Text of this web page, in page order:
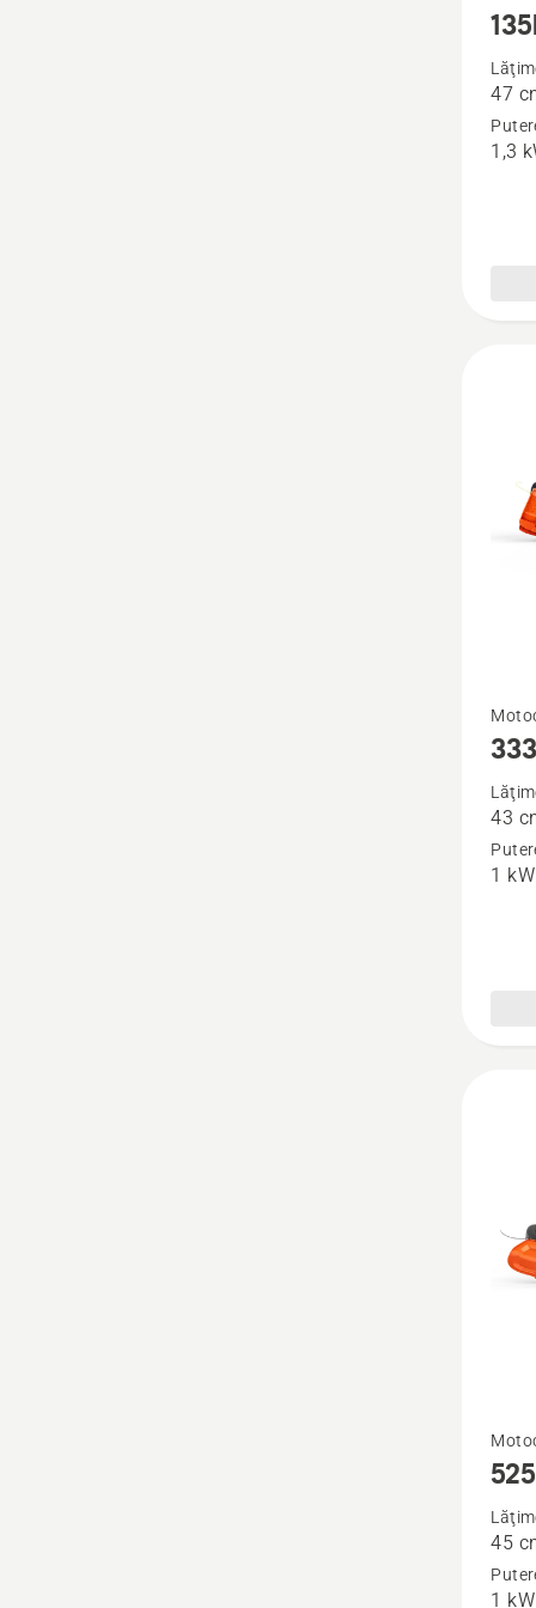
mai
multe
detalii
despre
135R
47
1,3
Vezi
mai
multe
detalii
despre
43
1 kW
Vezi
mai
multe
detalii
despre
45
1 kW